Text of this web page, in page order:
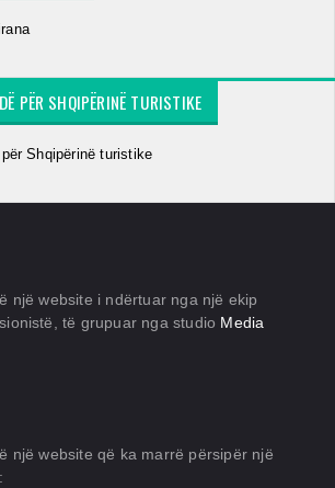
PËR SHQIPËRINË TURISTIKE
një website i ndërtuar nga një ekip
të grupuar nga studio Media
një website që ka marrë përsipër një